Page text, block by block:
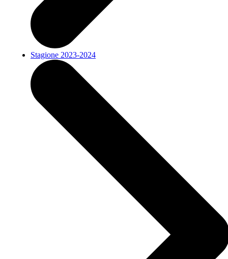
Stagione 2023-2024